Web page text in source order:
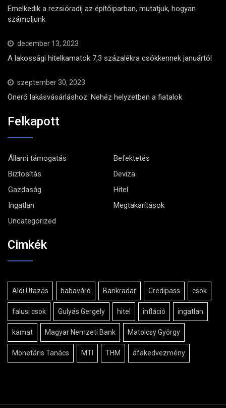
Emelkedik a rezsióradíj az építőiparban, mutatjuk, hogyan
számoljunk
december 13, 2023
A lakossági hitelkamatok 7,3 százalékra csökkennek januártól
szeptember 30, 2023
Önerő lakásvásárláshoz: Nehéz helyzetben a fiatalok
Felkapott
Állami támogatás
Befektetés
Biztosítás
Deviza
Gazdaság
Hitel
Ingatlan
Megtakarítások
Uncategorized
Cimkék
Aldi Utazás babaváró Bankradar Credipass csok
falusi csok Gulyás Gergely hitel infláció ingatlan
kamat Magyar Nemzeti Bank Matolcsy György
Monetáris Tanács MTI THM áfakedvezmény